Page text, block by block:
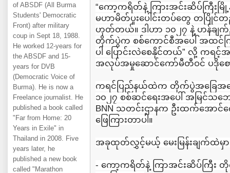
of ABSDF (All Burma
Students' Democratic
Front) after military
coup in Sept 18, 1988.
He worked 12-years for
the ABSDF and 15-
years for DVB
(Democratic Voice of
Burma). He is now a
Freelance journalist. He
published a book called
"Far from Home: 20
Years in Exile" in
Thailand in 2008. Five
years later, he
published a new book
called "Marathon
“ကော့ကရိတ်နဲ့ ကြားအင်းဆိပ်ကြီးမ
မဟာမိတ်ပူးပေါင်းတပ်တွေ တပြို
ဟုတ်တယ်။ ဒါဟာ ၁၀၂၇ နဲ့ ဟန်ချ
တိုက်ပွဲက စစ်ကောင်စီအပေါ် အထင်
ပါ ပြောင်းလဲစေနိုင်တယ်” လို့ ကရင့်
အလုပ်အမှုဆောင်ကော်မီတီဝင် ပဒိုစေ
ကရင်ပြည်နယ်ထဲက တိုက်ပွဲအခြေအနေ
၁၀၂၇ စစ်ဆင်ရေးအပေါ် အမြင်သ
BNN သတင်းဌာနက ဦးထက်အောင်က
ဖြေကြားတာပါ။
အခုထုတ်လွှင့်မယ့် မေးမြန်းချက်ထဲမှာ
- ကော့ကရိတ်နဲ့ ကြာအင်းဆိပ်ကြီး